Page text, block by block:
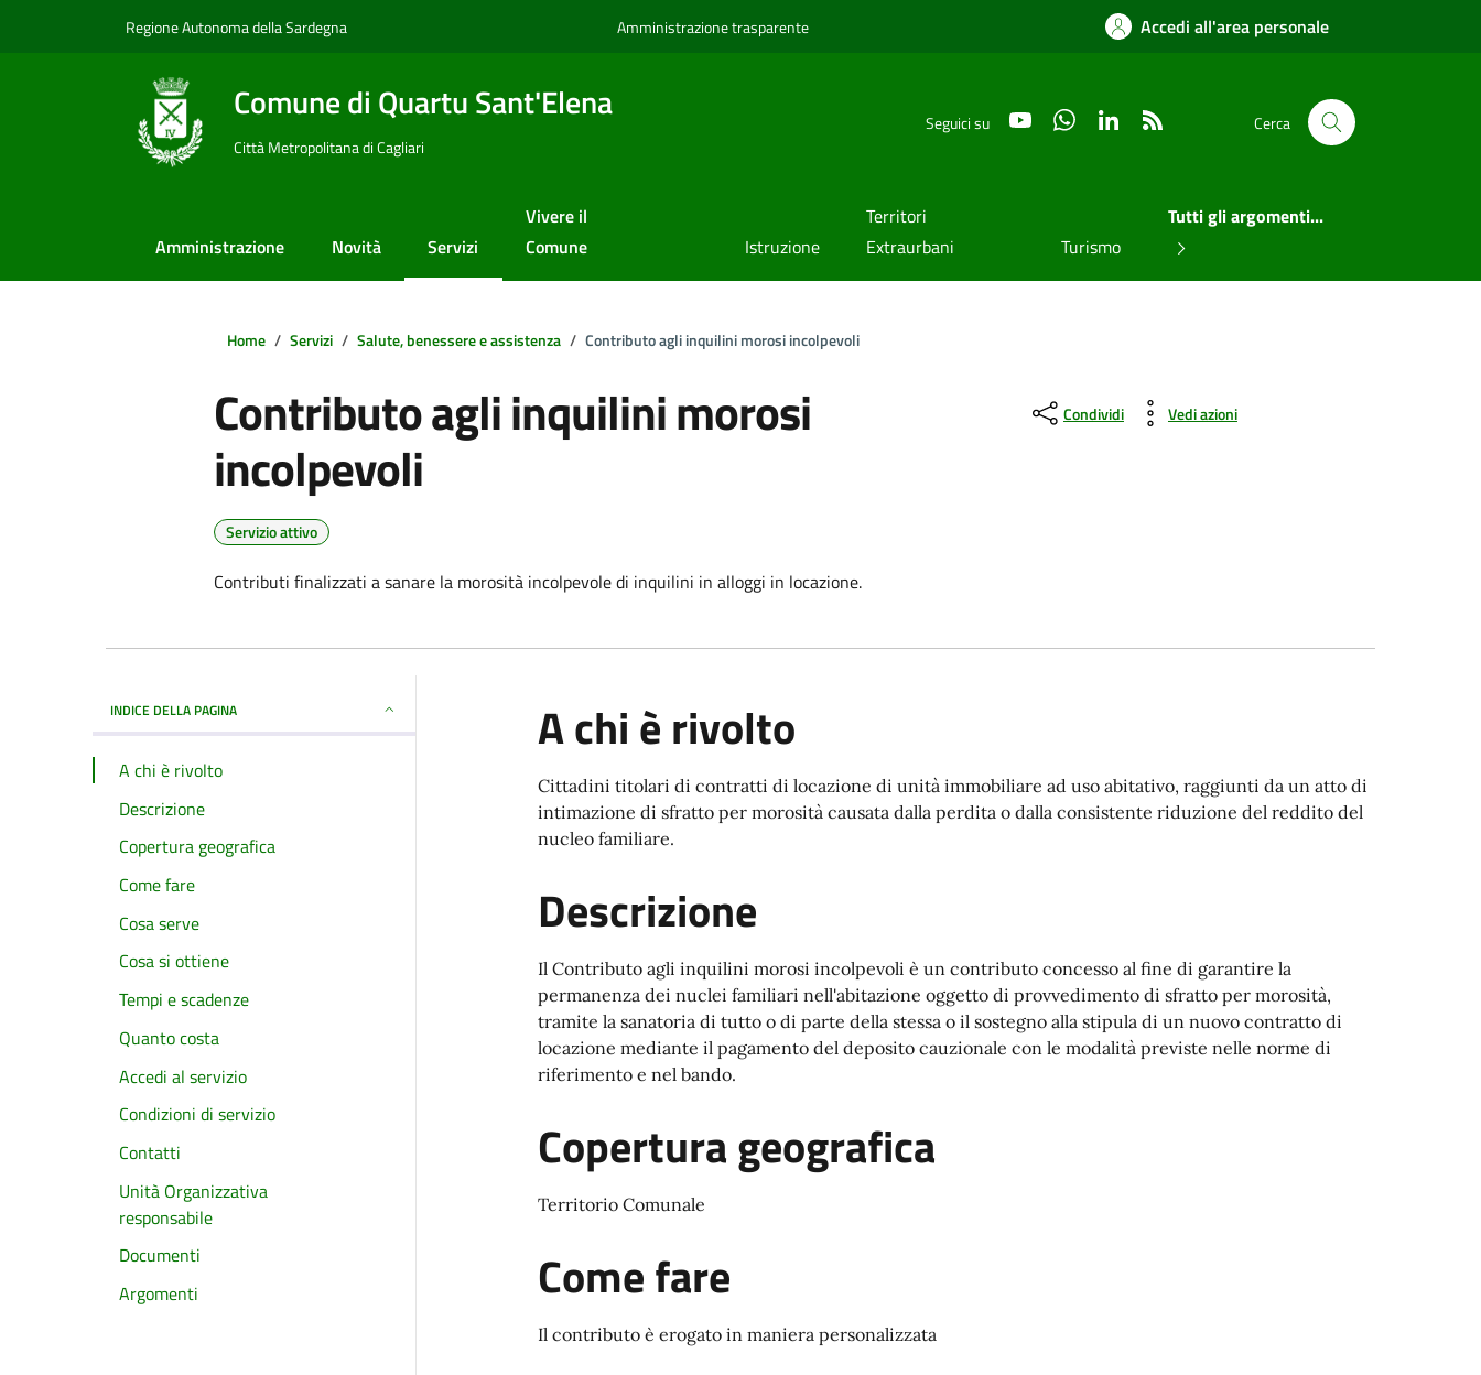
Regione Autonoma della Sardegna Amministrazione trasparente Accedi all'area personale
Comune di Quartu Sant'Elena
Città Metropolitana di Cagliari
Seguici su YouTube WhatsAppLinkedIn Cerca
Amministrazione Novità Servizi
Vivere il
Comune
Istruzione
Territori
Extraurbani
Turismo
Tutti gli argomenti...
Home Servizi Salute, benessere e assistenza Contributo agli inquilini morosi incolpevoli
Contributo agli inquilini morosi
incolpevoli
Servizio attivo
Contributi finalizzati a sanare la morosità incolpevole di inquilini in alloggi in locazione.
Condividi Vedi azioni
INDICE DELLA PAGINA
A chi è rivolto
Descrizione
Copertura geografica
Come fare
Cosa serve
Cosa si ottiene
Tempi e scadenze
Quanto costa
Accedi al servizio
Condizioni di servizio
Contatti
Unità Organizzativa
responsabile
Documenti
Argomenti
A chi è rivolto
Cittadini titolari di contratti di locazione di unità immobiliare ad uso abitativo, raggiunti da un atto di
intimazione di sfratto per morosità causata dalla perdita o dalla consistente riduzione del reddito del
nucleo familiare.
Descrizione
Il Contributo agli inquilini morosi incolpevoli è un contributo concesso al fine di garantire la
permanenza dei nuclei familiari nell'abitazione oggetto di provvedimento di sfratto per morosità,
tramite la sanatoria di tutto o di parte della stessa o il sostegno alla stipula di un nuovo contratto di
locazione mediante il pagamento del deposito cauzionale con le modalità previste nelle norme di
riferimento e nel bando.
Copertura geografica
Territorio Comunale
Come fare
Il contributo è erogato in maniera personalizzata